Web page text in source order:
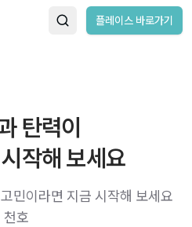
플레이스 바로가기
탄력이
작해 보세요
민이라면 지금 시작해 보세요
천호